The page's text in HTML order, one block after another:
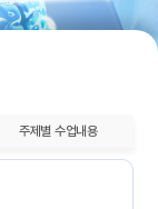
주제별 수업내용